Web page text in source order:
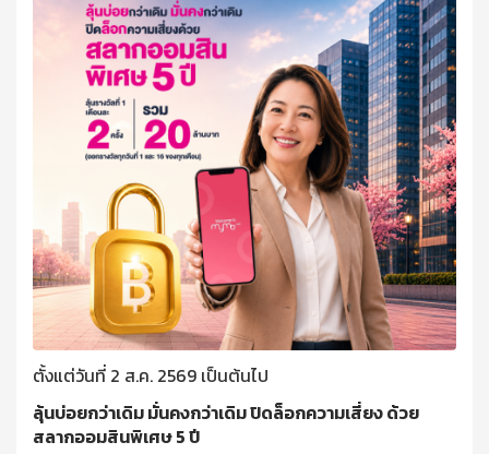
ตั้งแต่วันที่ 2 ส.ค. 2569 เป็นต้นไป
ลุ้นบ่อยกว่าเดิม มั่นคงกว่าเดิม ปิดล็อกความเสี่ยง ด้วย
สลากออมสินพิเศษ 5 ปี